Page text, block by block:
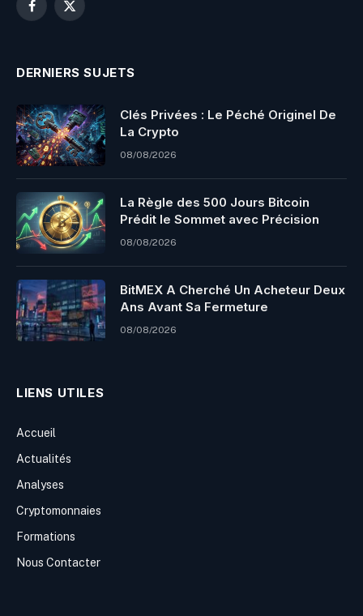
Facebook
X
DERNIERS SUJETS
Clés Privées : Le Péché Originel De
La Crypto
08/08/2026
La Règle des 500 Jours Bitcoin
Prédit le Sommet avec Précision
08/08/2026
BitMEX A Cherché Un Acheteur Deux
Ans Avant Sa Fermeture
08/08/2026
LIENS UTILES
Accueil
Actualités
Analyses
Cryptomonnaies
Formations
Nous Contacter